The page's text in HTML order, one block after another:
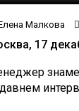
Малкова
17